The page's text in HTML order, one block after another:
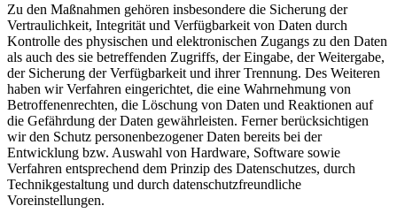
Zu den Maßnahmen gehören insbesondere die Sicherung der
Vertraulichkeit, Integrität und Verfügbarkeit von Daten durch
Kontrolle des physischen und elektronischen Zugangs zu den Daten
als auch des sie betreffenden Zugriffs, der Eingabe, der Weitergabe,
der Sicherung der Verfügbarkeit und ihrer Trennung. Des Weiteren
haben wir Verfahren eingerichtet, die eine Wahrnehmung von
Betroffenenrechten, die Löschung von Daten und Reaktionen auf
die Gefährdung der Daten gewährleisten. Ferner berücksichtigen
wir den Schutz personenbezogener Daten bereits bei der
Entwicklung bzw. Auswahl von Hardware, Software sowie
Verfahren entsprechend dem Prinzip des Datenschutzes, durch
Technikgestaltung und durch datenschutzfreundliche
Voreinstellungen.